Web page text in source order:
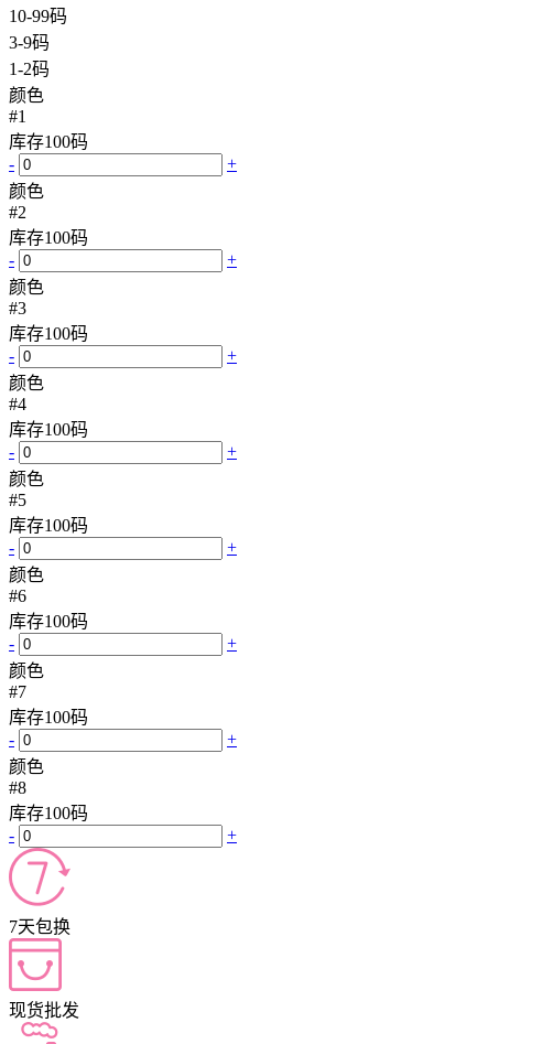
10-99码
3-9码
1-2码
颜色
#1
库存100码
-
+
颜色
#2
库存100码
-
+
颜色
#3
库存100码
-
+
颜色
#4
库存100码
-
+
颜色
#5
库存100码
-
+
颜色
#6
库存100码
-
+
颜色
#7
库存100码
-
+
颜色
#8
库存100码
-
+
7天包换
现货批发